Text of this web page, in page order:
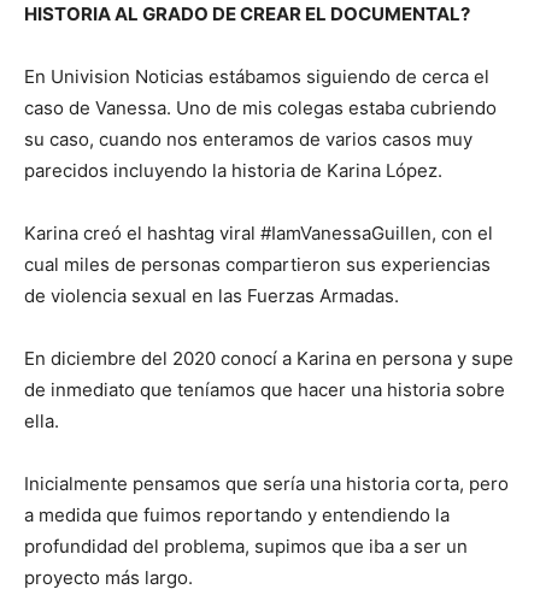
HISTORIA AL GRADO DE CREAR EL DOCUMENTAL?
En Univision Noticias estábamos siguiendo de cerca el
caso de Vanessa. Uno de mis colegas estaba cubriendo
su caso, cuando nos enteramos de varios casos muy
parecidos incluyendo la historia de Karina López.
Karina creó el hashtag viral #IamVanessaGuillen, con el
cual miles de personas compartieron sus experiencias
de violencia sexual en las Fuerzas Armadas.
En diciembre del 2020 conocí a Karina en persona y supe
de inmediato que teníamos que hacer una historia sobre
ella.
Inicialmente pensamos que sería una historia corta, pero
a medida que fuimos reportando y entendiendo la
profundidad del problema, supimos que iba a ser un
proyecto más largo.